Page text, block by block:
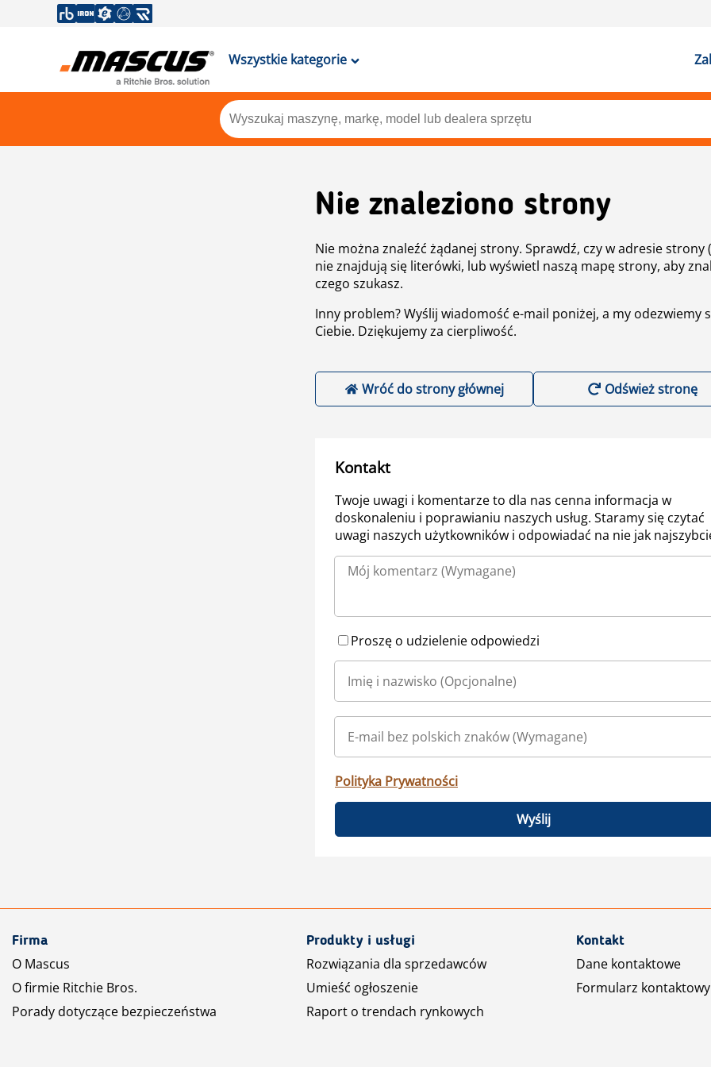
Wszystkie kategorie
Nie znaleziono strony
Nie można znaleźć żądanej strony. Sprawdź, czy w adresie strony
nie znajdują się literówki, lub wyświetl naszą mapę strony, aby
czego szukasz.
Inny problem? Wyślij wiadomość e-mail poniżej, a my odezwiemy
Ciebie. Dziękujemy za cierpliwość.
Wróć do strony głównej Odśwież stronę
Kontakt
Twoje uwagi i komentarze to dla nas cenna informacja w
doskonaleniu i poprawianiu naszych usług. Staramy się czytać
uwagi naszych użytkowników i odpowiadać na nie jak
Proszę o udzielenie odpowiedzi
Polityka Prywatności
Wyślij
Firma
O Mascus
O firmie Ritchie Bros.
Porady dotyczące bezpieczeństwa
Produkty i usługi
Rozwiązania dla sprzedawców
Umieść ogłoszenie
Raport o trendach rynkowych
Kontakt
Dane kontaktowe
Formularz kontaktowy